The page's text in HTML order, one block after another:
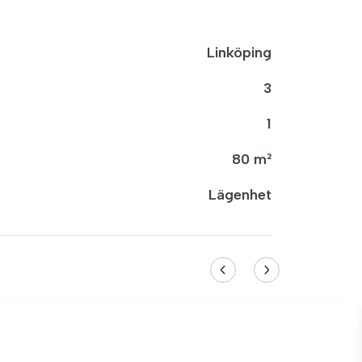
Linköping
3
1
80 m²
Lägenhet